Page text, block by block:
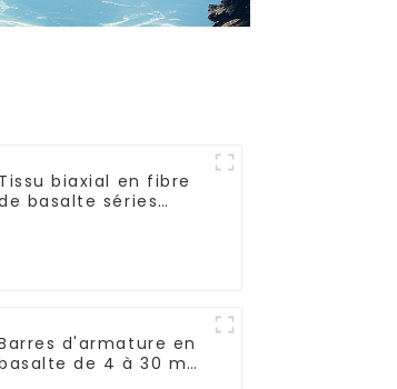
Tissu biaxial en fibre
basalte séries
d'armature en
de 4 à 30 mm